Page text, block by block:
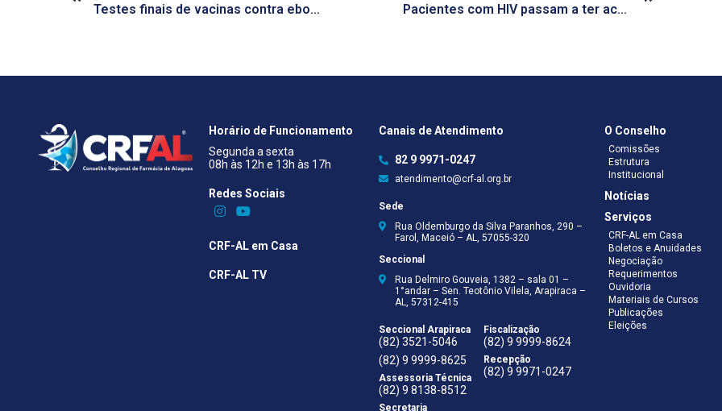
Testes finais de vacinas contra ebola terão início até fevereiro, diz OMS Pacientes com HIV passam a ter acesso a remédio ‘3 em 1’ pelo SUS
Horário de Funcionamento
Segunda a sexta
08h às 12h e 13h às 17h
Redes Sociais​
CRF-AL em Casa
CRF-AL TV
Canais de Atendimento
82 9 9971-0247
atendimento@crf-al.org.br
Sede
Rua Oldemburgo da Silva Paranhos, 290 –
Farol, Maceió – AL, 57055-320
Seccional
Rua Delmiro Gouveia, 1382 – sala 01 –
1°andar – Sen. Teotônio Vilela, Arapiraca –
AL, 57312-415
Seccional Arapiraca
(82) 3521-5046
(82) 9 9999-8625
Assessoria Técnica
(82) 9 8138-8512
Secretaria
Fiscalização
(82) 9 9999-8624
Recepção
(82) 9 9971-0247
O Conselho
Comissões
Estrutura
Institucional
Notícias
Serviços
CRF-AL em Casa
Boletos e Anuidades
Negociação
Requerimentos
Ouvidoria
Materiais de Cursos
Publicações
Eleições